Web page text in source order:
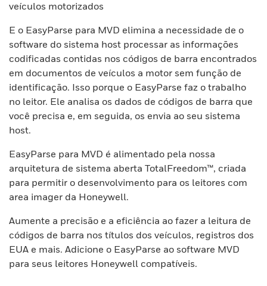
veículos motorizados
E o EasyParse para MVD elimina a necessidade de o
software do sistema host processar as informações
codificadas contidas nos códigos de barra encontrados
em documentos de veículos a motor sem função de
identificação. Isso porque o EasyParse faz o trabalho
no leitor. Ele analisa os dados de códigos de barra que
você precisa e, em seguida, os envia ao seu sistema
host.
EasyParse para MVD é alimentado pela nossa
arquitetura de sistema aberta TotalFreedom™, criada
para permitir o desenvolvimento para os leitores com
area imager da Honeywell.
Aumente a precisão e a eficiência ao fazer a leitura de
códigos de barra nos títulos dos veículos, registros dos
EUA e mais. Adicione o EasyParse ao software MVD
para seus leitores Honeywell compatíveis.